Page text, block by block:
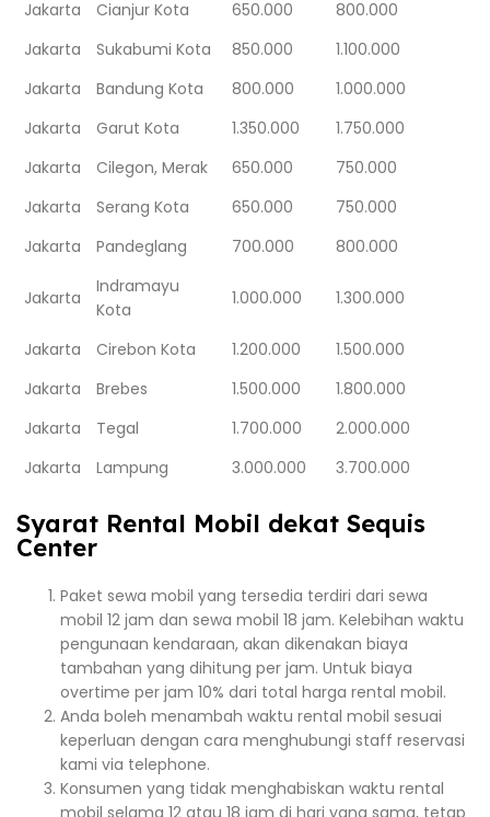
Jakarta
Cianjur Kota 650.000
800.000
Jakarta
Sukabumi Kota 850.000
1.100.000
Jakarta
Bandung Kota 800.000
1.000.000
Jakarta
Garut Kota 1.350.000
1.750.000
Jakarta
Cilegon, Merak 650.000
750.000
Jakarta
Serang Kota 650.000
750.000
Jakarta
Pandeglang 700.000 800.000
Jakarta
Indramayu
Kota
1.000.000 1.300.000
Jakarta Cirebon Kota 1.200.000
1.500.000
Jakarta
Brebes 1.500.000
1.800.000
Jakarta
Tegal 1.700.000
2.000.000
Jakarta
Lampung 3.000.000 3.700.000
Syarat Rental Mobil dekat Sequis
Center
Paket sewa mobil yang tersedia terdiri dari sewa
mobil 12 jam dan sewa mobil 18 jam. Kelebihan waktu
pengunaan kendaraan, akan dikenakan biaya
tambahan yang dihitung per jam. Untuk biaya
overtime per jam 10% dari total harga rental mobil.
Anda boleh menambah waktu rental mobil sesuai
keperluan dengan cara menghubungi staff reservasi
kami via telephone.
Konsumen yang tidak menghabiskan waktu rental